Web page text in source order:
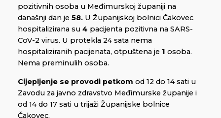
pozitivnih osoba u Međimurskoj županiji na
današnji dan je 58. U Županijskoj bolnici Čakovec
hospitalizirana su 4 pacijenta pozitivna na SARS-
CoV-2 virus. U protekla 24 sata nema
hospitaliziranih pacijenata, otpuštena je 1 osoba.
Nema preminulih osoba.
Cijepljenje se provodi petkom od 12 do 14 sati u
Zavodu za javno zdravstvo Međimurske županije i
od 14 do 17 sati u trijaži Županijske bolnice
Čakovec.